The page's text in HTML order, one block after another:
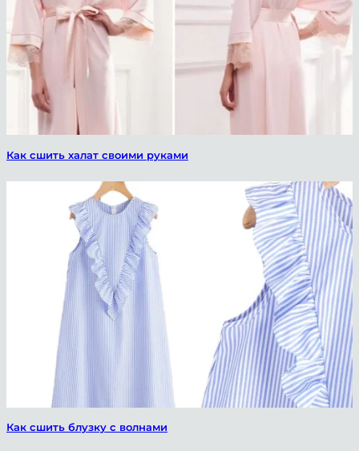
Как сшить халат своими руками
Как сшить блузку с волнами
ChatApp
online
Мессенджеры